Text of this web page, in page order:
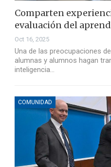
Comparten
evaluación del
Oct 16, 2025
Una de las preocupaciones
alumnas y alumnos hagan
inteligencia…
COMUNIDAD